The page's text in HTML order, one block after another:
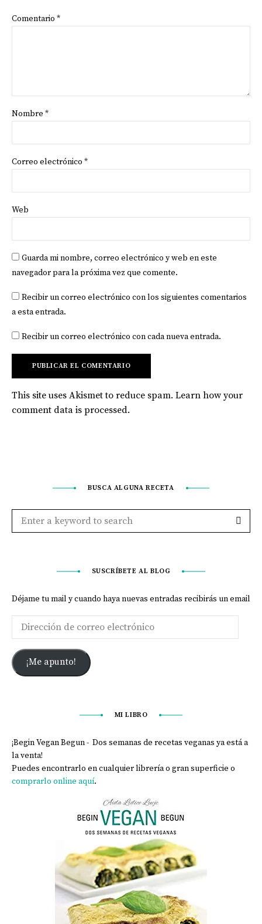
Comentario *
Nombre *
Correo electrónico *
Web
Guarda mi nombre, correo electrónico y web en este
navegador para la próxima vez que comente.
Recibir un correo electrónico con los siguientes comentarios
a esta entrada.
Recibir un correo electrónico con cada nueva entrada.
This site uses Akismet to reduce spam. Learn how your
comment data is processed.
BUSCA ALGUNA RECETA
SUSCRÍBETE AL BLOG
Déjame tu mail y cuando haya nuevas entradas recibirás un email
¡Me apunto!
MI LIBRO
¡Begin Vegan Begun - Dos semanas de recetas veganas ya está a
la venta!
Puedes encontrarlo en cualquier librería o gran superficie o
comprarlo online aquí.